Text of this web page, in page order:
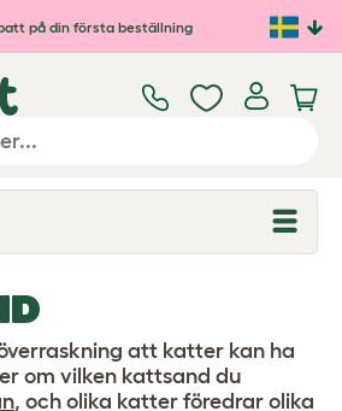
på din första beställning
att katter kan ha
om vilken kattsand du
, och olika katter föredrar olika